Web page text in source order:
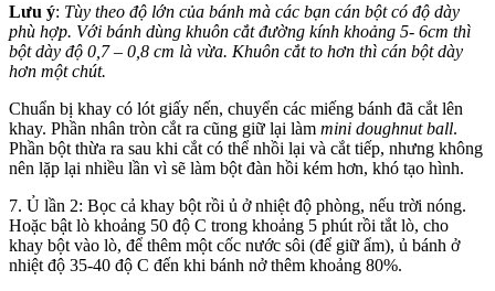
Lưu ý: Tùy theo độ lớn của bánh mà các bạn cán bột có độ dày
phù hợp. Với bánh dùng khuôn cắt đường kính khoảng 5- 6cm thì
bột dày độ 0,7 – 0,8 cm là vừa. Khuôn cắt to hơn thì cán bột dày
hơn một chút.
Chuẩn bị khay có lót giấy nến, chuyển các miếng bánh đã cắt lên
khay. Phần nhân tròn cắt ra cũng giữ lại làm mini doughnut ball.
Phần bột thừa ra sau khi cắt có thể nhồi lại và cắt tiếp, nhưng không
nên lặp lại nhiều lần vì sẽ làm bột đàn hồi kém hơn, khó tạo hình.
7. Ủ lần 2: Bọc cả khay bột rồi ủ ở nhiệt độ phòng, nếu trời nóng.
Hoặc bật lò khoảng 50 độ C trong khoảng 5 phút rồi tắt lò, cho
khay bột vào lò, để thêm một cốc nước sôi (để giữ ẩm), ủ bánh ở
nhiệt độ 35-40 độ C đến khi bánh nở thêm khoảng 80%.